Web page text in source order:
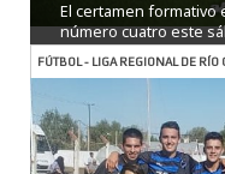
El certamen formativo
número cuatro este
más
FÚTBOL - LIGA REGIONAL DE